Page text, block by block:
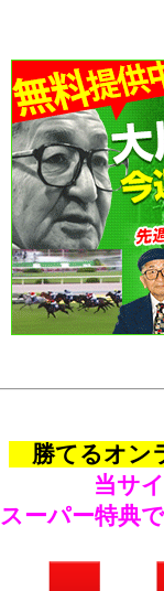
勝てるオン
当サ
スーパー特典